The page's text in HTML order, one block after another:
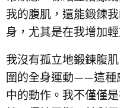
我的腹肌，還能鍛鍊
身，尤其是在我增加
我沒有孤立地鍛鍊腹
圍的全身運動——這種
中的動作。我不僅僅